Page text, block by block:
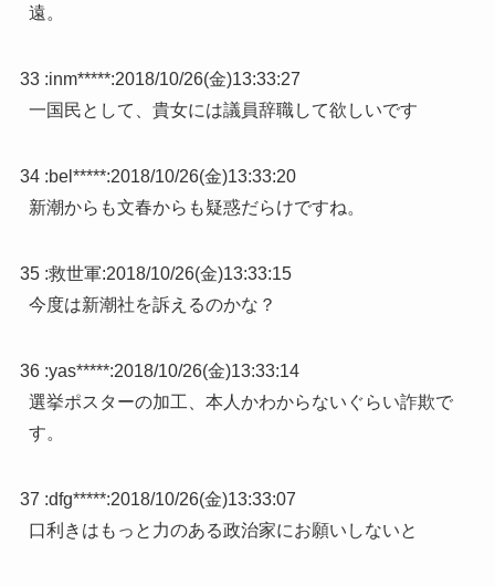
遠。
33 :inm*****:2018/10/26(金)13:33:27
一国民として、貴女には議員辞職して欲しいです
34 :bel*****:2018/10/26(金)13:33:20
新潮からも文春からも疑惑だらけですね。
35 :救世軍:2018/10/26(金)13:33:15
今度は新潮社を訴えるのかな？
36 :yas*****:2018/10/26(金)13:33:14
選挙ポスターの加工、本人かわからないぐらい詐欺で
す。
37 :dfg*****:2018/10/26(金)13:33:07
口利きはもっと力のある政治家にお願いしないと